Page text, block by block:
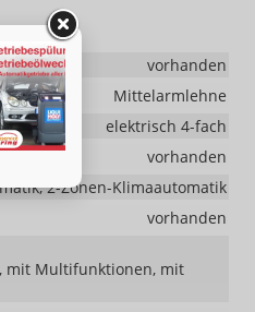
vorhanden
Mittelarmlehne
elektrisch 4-fach
vorhanden
2-Zonen-Klimaautomatik
vorhanden
mit Multifunktionen, mit